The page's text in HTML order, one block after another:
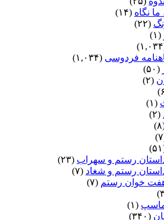
ما نگاه (۱۴)
(۲۲)
(۱)
فردوسی (۱,۰۳۴)
(۵۰)
(۲)
(۱)
(۲)
رستم و سهراب (۲۳)
رستم و شغاد (۷)
خوان رستم‏ (۷)
(۱)
(۳۴۰)